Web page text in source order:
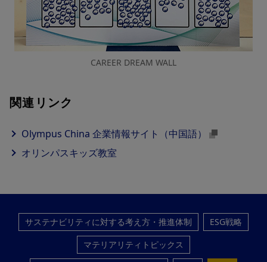
CAREER DREAM WALL
関連リンク
Olympus China 企業情報サイト（中国語）
オリンパスキッズ教室
サステナビリティに対する考え方・推進体制
ESG戦略
マテリアリティトピックス